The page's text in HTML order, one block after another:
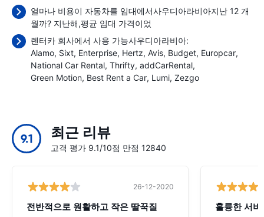
얼마나 비용이 자동차를 임대에서사우디아라비아지난 12 개
월까? 지난해,평균 임대 가격이었
렌터카 회사에서 사용 가능사우디아라비아:
Alamo Sixt Enterprise Hertz Avis Budget Europcar
National Car Rental Thrifty addCarRental
Green Motion Best Rent a Car Lumi Zezgo
9.1 최근 리뷰
고객 평가 9.1/10점 만점 12840
26-12-2020
전반적으로 원활하고 작은 딸꾹질 훌륭한 서비